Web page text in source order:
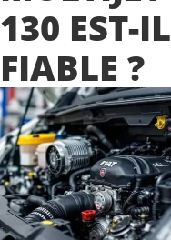
130 EST-IL
FIABLE ?